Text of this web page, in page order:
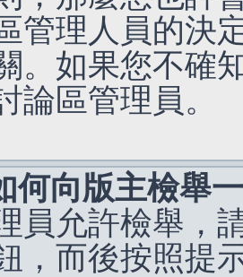
管理人員的決
。如果您不確
論區管理員。
何向版主檢舉
員允許檢舉，
，而後按照提